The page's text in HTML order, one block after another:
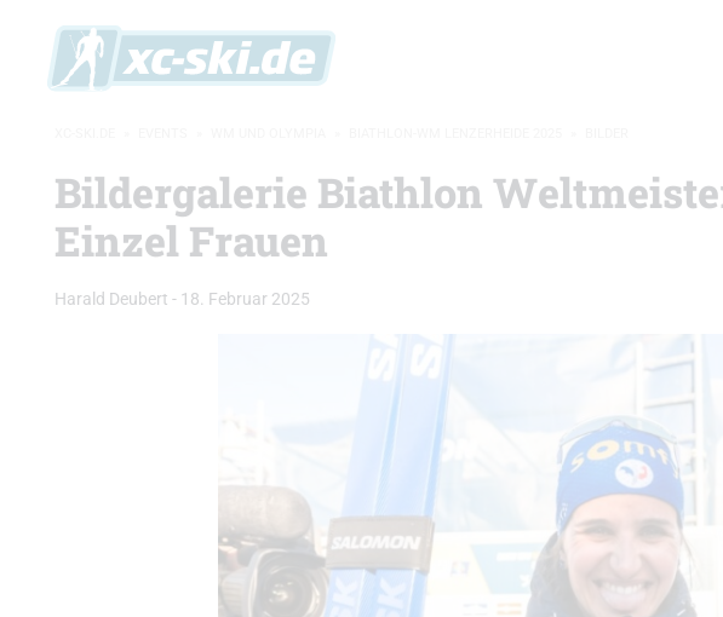
Bildergalerie Biathlon
Einzel Frauen
Harald Deubert - 18. Februar 2025